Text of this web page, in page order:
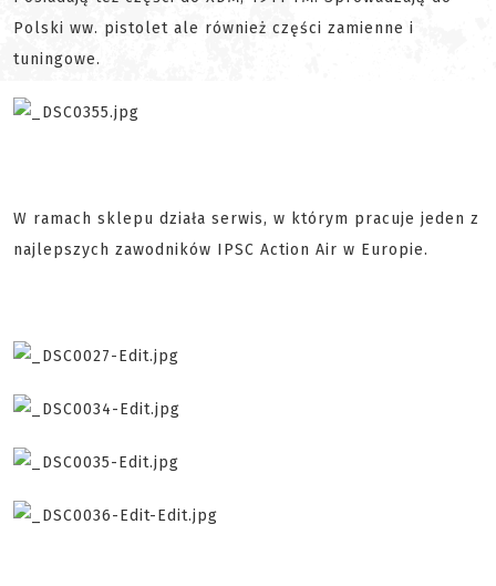
Polski ww. pistolet ale również części zamienne i
tuningowe.
W ramach sklepu działa serwis, w którym pracuje jeden z
najlepszych zawodników IPSC Action Air w Europie.